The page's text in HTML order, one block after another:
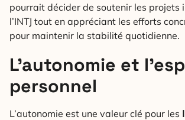
pourrait décider de soutenir les projets
l’INTJ tout en appréciant les efforts
pour maintenir la stabilité quotidienne.
L’autonomie et
personnel
L’autonomie est une valeur clé pour les